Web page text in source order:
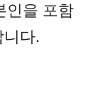
인을 포함
다.